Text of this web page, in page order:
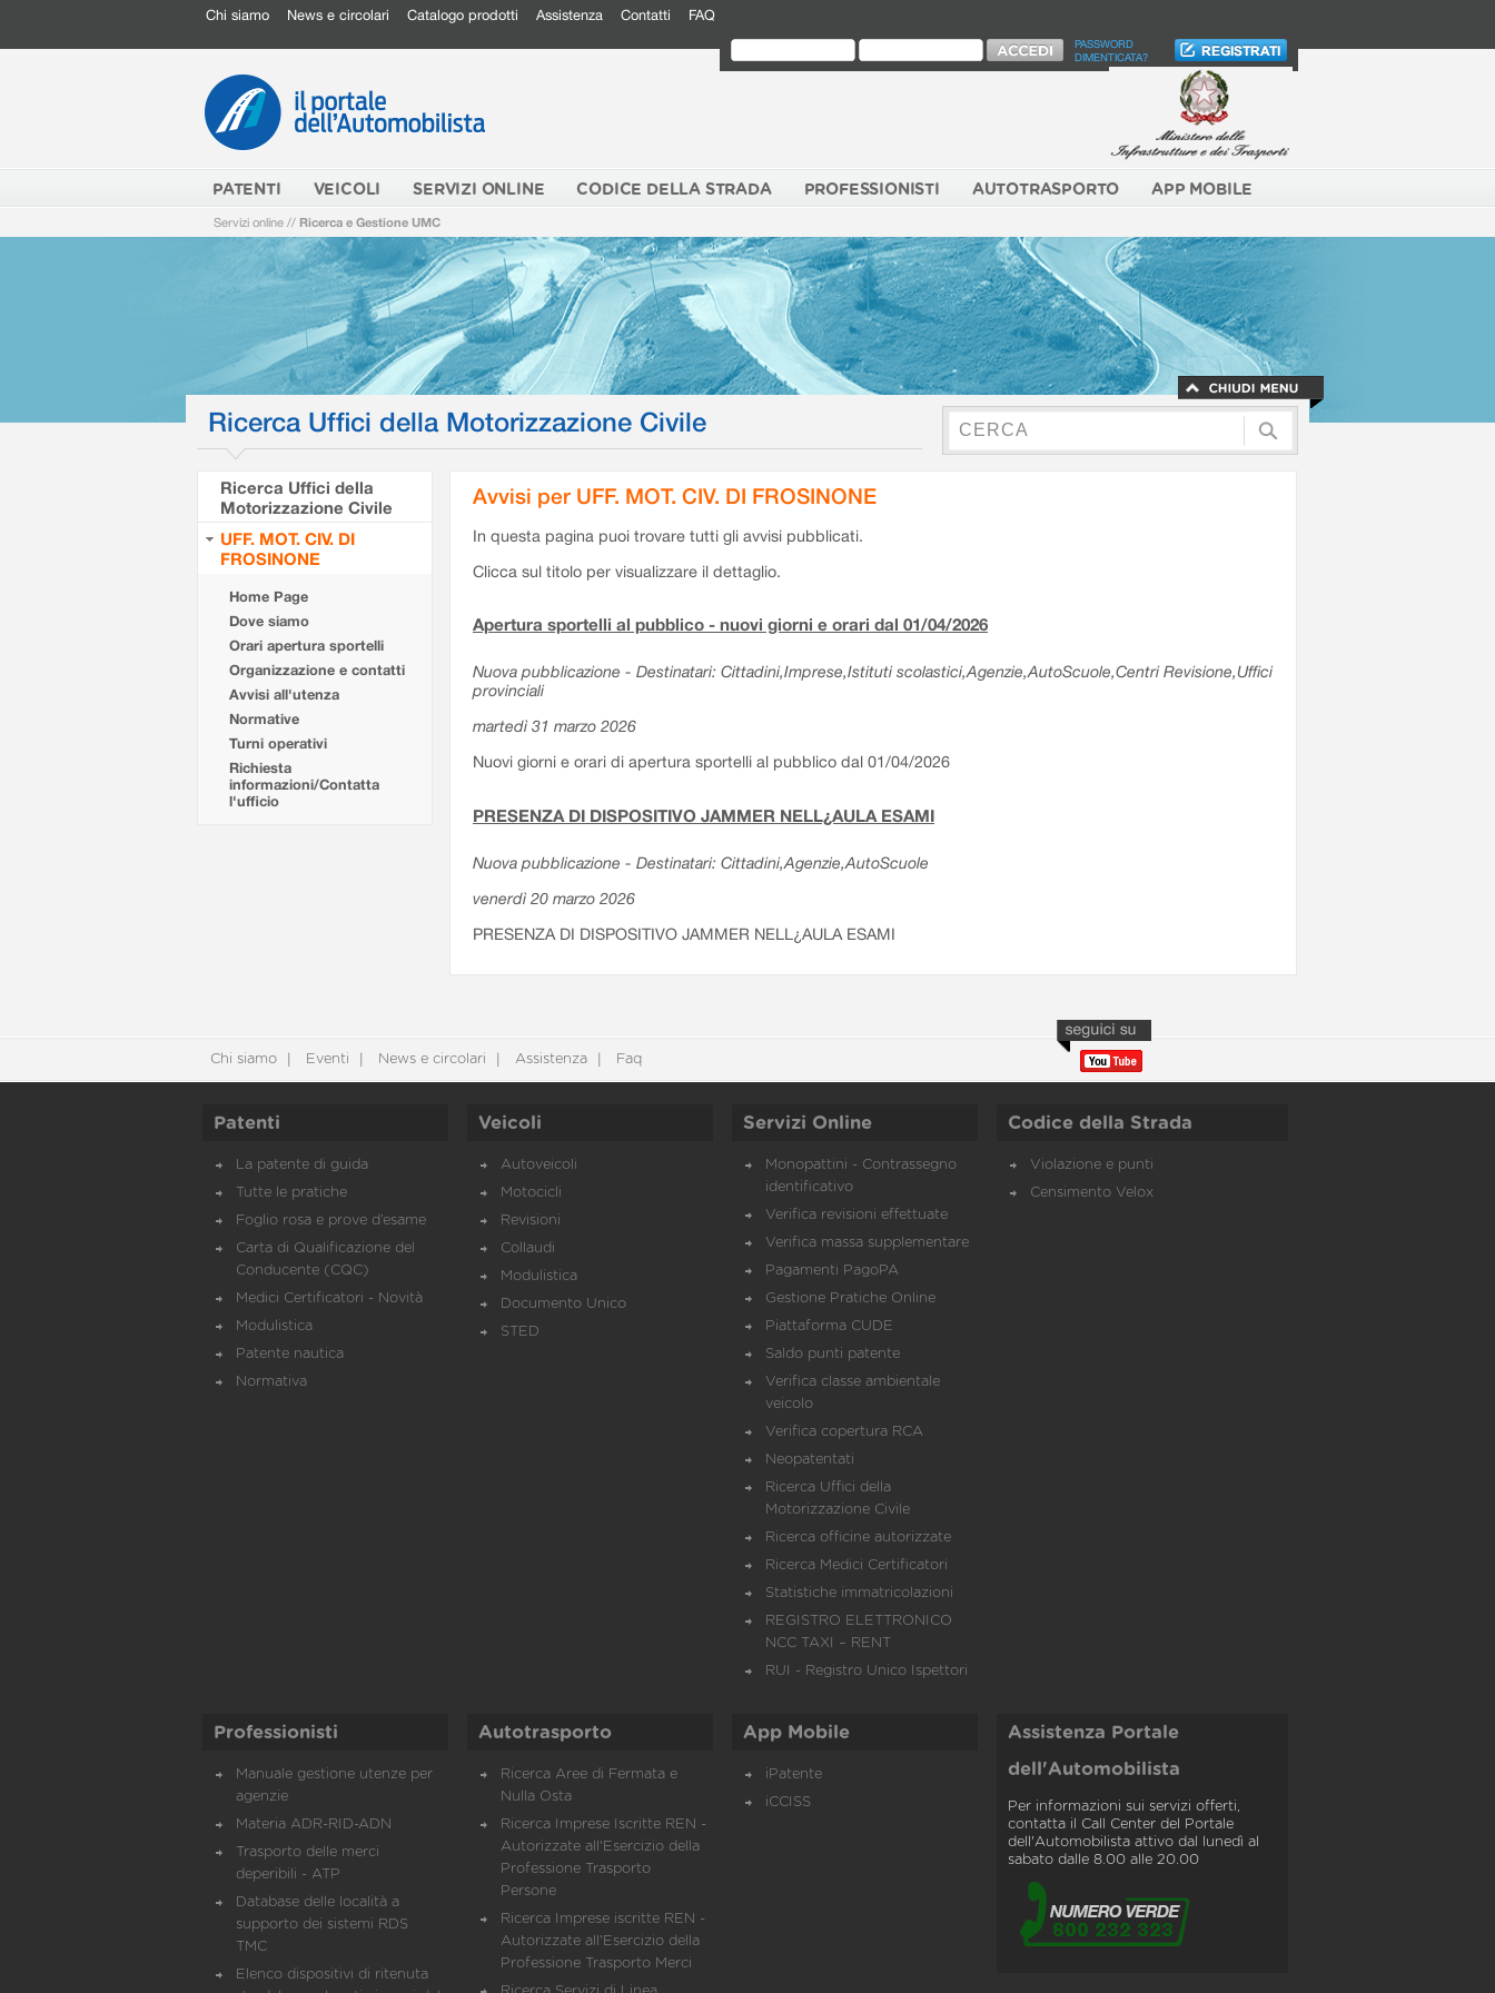
Chi siamo News e circolari Catalogo prodotti Assistenza Contatti FAQ
PASSWORD
DIMENTICATA?
PATENTI VEICOLI SERVIZI ONLINE CODICE DELLA STRADA PROFESSIONISTI AUTOTRASPORTO APP MOBILE
Servizi online // Ricerca e Gestione UMC
Ricerca Uffici della Motorizzazione Civile
Ricerca Uffici della
Motorizzazione Civile
UFF. MOT. CIV. DI
FROSINONE
Home Page
Dove siamo
Orari apertura sportelli
Organizzazione e contatti
Avvisi all'utenza
Normative
Turni operativi
Richiesta
informazioni/Contatta
l'ufficio
Avvisi per UFF. MOT. CIV. DI FROSINONE
In questa pagina puoi trovare tutti gli avvisi pubblicati.
Clicca sul titolo per visualizzare il dettaglio.
Apertura sportelli al pubblico - nuovi giorni e orari dal 01/04/2026
Nuova pubblicazione - Destinatari: Cittadini,Imprese,Istituti scolastici,Agenzie,AutoScuole,Centri Revisione,Uffici
provinciali
martedì 31 marzo 2026
Nuovi giorni e orari di apertura sportelli al pubblico dal 01/04/2026
PRESENZA DI DISPOSITIVO JAMMER NELL¿AULA ESAMI
Nuova pubblicazione - Destinatari: Cittadini,Agenzie,AutoScuole
venerdì 20 marzo 2026
PRESENZA DI DISPOSITIVO JAMMER NELL¿AULA ESAMI
Chi siamo Eventi News e circolari Assistenza Faq
Patenti
La patente di guida
Tutte le pratiche
Foglio rosa e prove d’esame
Carta di Qualificazione del
Conducente (CQC)
Medici Certificatori - Novità
Modulistica
Patente nautica
Normativa
Veicoli
Autoveicoli
Motocicli
Revisioni
Collaudi
Modulistica
Documento Unico
STED
Servizi Online
Monopattini - Contrassegno
identificativo
Verifica revisioni effettuate
Verifica massa supplementare
Pagamenti PagoPA
Gestione Pratiche Online
Piattaforma CUDE
Saldo punti patente
Verifica classe ambientale
veicolo
Verifica copertura RCA
Neopatentati
Ricerca Uffici della
Motorizzazione Civile
Ricerca officine autorizzate
Ricerca Medici Certificatori
Statistiche immatricolazioni
REGISTRO ELETTRONICO
NCC TAXI – RENT
RUI - Registro Unico Ispettori
Codice della Strada
Violazione e punti
Censimento Velox
Professionisti
Manuale gestione utenze per
agenzie
Materia ADR-RID-ADN
Trasporto delle merci
deperibili - ATP
Database delle località a
supporto dei sistemi RDS
TMC
Elenco dispositivi di ritenuta
Autotrasporto
Ricerca Aree di Fermata e
Nulla Osta
Ricerca Imprese Iscritte REN -
Autorizzate all'Esercizio della
Professione Trasporto
Persone
Ricerca Imprese iscritte REN -
Autorizzate all'Esercizio della
Professione Trasporto Merci
App Mobile
iPatente
iCCISS
Assistenza Portale
dell'Automobilista
Per informazioni sui servizi offerti,
contatta il Call Center del Portale
dell'Automobilista attivo dal lunedì al
sabato dalle 8.00 alle 20.00